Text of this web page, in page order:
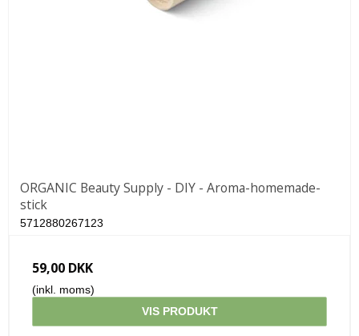
ORGANIC Beauty Supply - DIY - Aroma-homemade-
stick
5712880267123
59,00 DKK
(inkl. moms)
VIS PRODUKT